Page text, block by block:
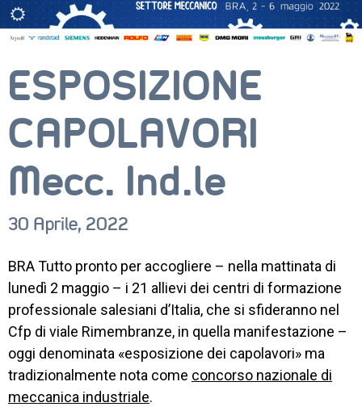
NEWS
SETTORI
PROFESSIONALI
SERVIZI
AL
LAVORO
ESPOSIZIONE
CAPOLAVORI
Mecc. Ind.le
30 Aprile, 2022
BRA Tutto pronto per accogliere – nella mattinata di
lunedì 2 maggio – i 21 allievi dei centri di formazione
professionale salesiani d’Italia, che si sfideranno nel
Cfp di viale Rimembranze, in quella manifestazione –
oggi denominata «esposizione dei capolavori» ma
tradizionalmente nota come concorso nazionale di
meccanica industriale.